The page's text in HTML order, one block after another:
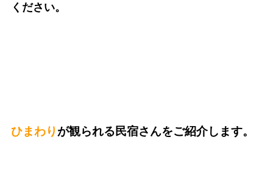
ください。
ひまわりが観られる民宿さんをご紹介します。